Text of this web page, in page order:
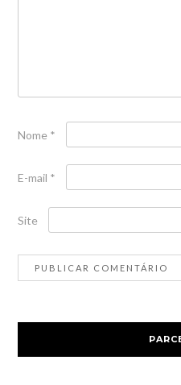
Nome *
E-mail *
Site